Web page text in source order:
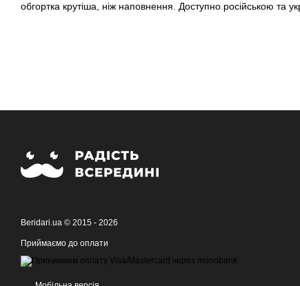
обгортка крутіша, ніж наповнення. Доступно російською та
Beridari.ua © 2015 - 2026
Приймаємо до оплати